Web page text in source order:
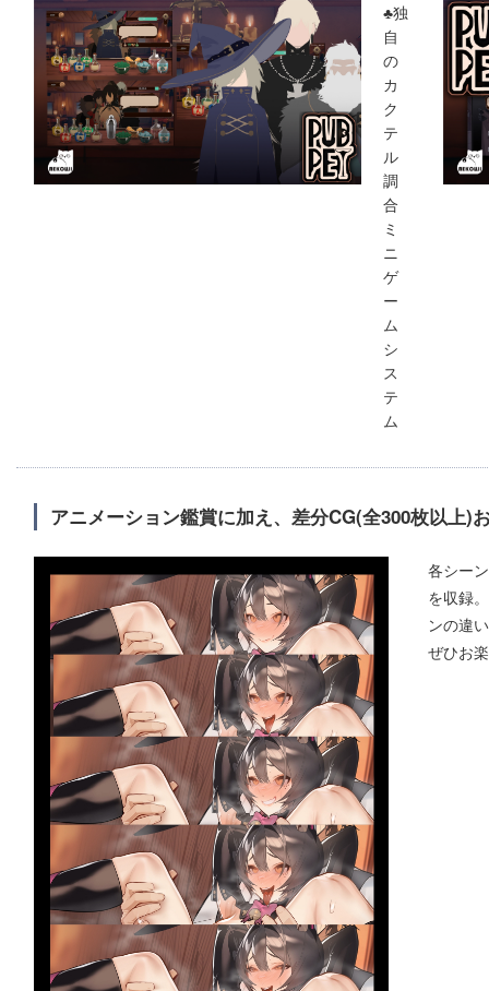
♣独
自
の
カ
ク
テ
ル
調
合
ミ
ニ
ゲ
ー
ム
シ
ス
テ
ム
アニメーション鑑賞に加え、差分CG(全300枚以上)
各シー
を収録
ンの違
ぜひお